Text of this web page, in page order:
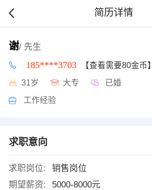
简历详情
谢/ 先生
185****3703 【查看需要80金币】
31岁 大专 已婚
工作经验
求职意向
求职岗位:
销售岗位
期望薪资:
5000-8000元